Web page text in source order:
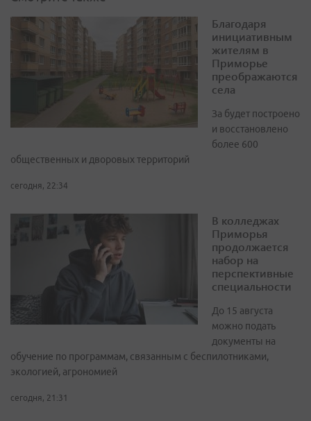
Благодаря
инициативным
жителям в
Приморье
преображаются
села
За будет построено
и восстановлено
более 600
общественных и дворовых территорий
сегодня, 22:34
В колледжах
Приморья
продолжается
набор на
перспективные
специальности
До 15 августа
можно подать
документы на
обучение по программам, связанным с беспилотниками,
экологией, агрономией
сегодня, 21:31